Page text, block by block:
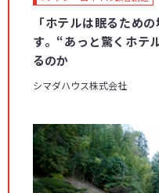
「ホテルは眠るため
す。“あっと驚くホテ
るのか
シマダハウス株式会社